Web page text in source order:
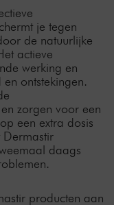
je tegen
de natuurlijke
actieve
werking en
ontstekingen.
zorgen voor een
een extra dosis
Dermastir
daags
producten aan